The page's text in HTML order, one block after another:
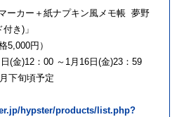
ーカー＋紙ナプキン風メモ帳 夢野
き)」
5,000円）
(金)12：00 ～1月16日(金)23：59
下旬頃予定
hypster/products/list.php?